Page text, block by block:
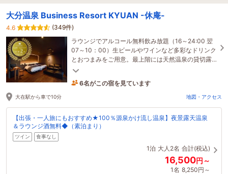
大分温泉 Business Resort KYUAN -休庵-
4.6
(349件)
ラウンジでアルコール無料飲み放題（16～24:00 翌
07～10：00）生ビールやワインなど多彩なドリンク
とおつまみをご用意。最上階には天然温泉の貸切露
天風呂。日常を離れ、静かにくつろぐ大人の隠れ家
6名がこの宿を見ています
大在駅から車で10分 地図・アクセス
【出張・一人旅にもおすすめ★100％源泉かけ流し温泉】夜景露天温泉
＆ラウンジ酒無料◆（素泊まり）
ツイン 食事なし
1泊 大人2名 合計(税込)
16,500円～
1名 8,250円～